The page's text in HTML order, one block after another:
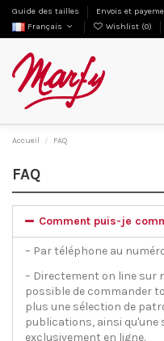
Guide des tailles Envois et
Français
Wishlist (0)
Accueil FAQ
FAQ
Comment puis-je
– Par téléphone au
– Directement on line sur
possible de commander
plus une sélection de
publications, ainsi qu'une
exclusivement en ligne.